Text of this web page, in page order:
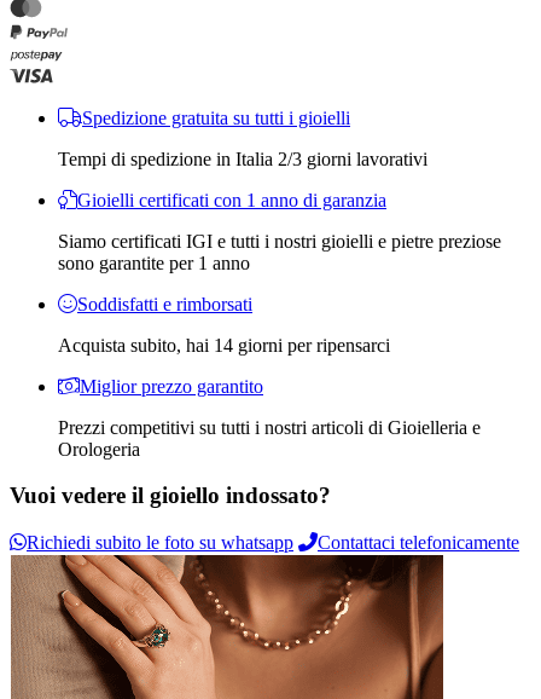
Spedizione gratuita su tutti i gioielli
Tempi di spedizione in Italia 2/3 giorni lavorativi
Gioielli certificati con 1 anno di garanzia
Siamo certificati IGI e tutti i nostri gioielli e pietre preziose
sono garantite per 1 anno
Soddisfatti e rimborsati
Acquista subito, hai 14 giorni per ripensarci
Miglior prezzo garantito
Prezzi competitivi su tutti i nostri articoli di Gioielleria e
Orologeria
Vuoi vedere il gioiello indossato?
Richiedi subito le foto su whatsapp Contattaci telefonicamente